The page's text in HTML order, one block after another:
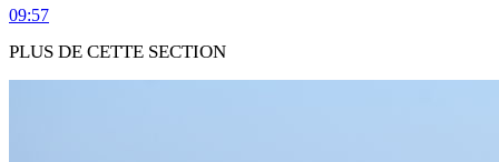
09:57
PLUS DE CETTE SECTION